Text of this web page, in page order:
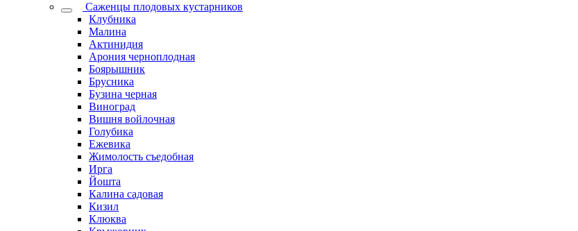
Саженцы плодовых кустарников
Клубника
Малина
Актинидия
Арония черноплодная
Боярышник
Брусника
Бузина черная
Виноград
Вишня войлочная
Голубика
Ежевика
Жимолость съедобная
Ирга
Йошта
Калина садовая
Кизил
Клюква